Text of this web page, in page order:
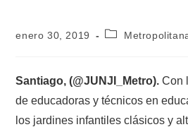
enero 30, 2019
Santiago, (@JUNJI_Metro). Con
de educadoras y técnicos en
los jardines infantiles clásicos y